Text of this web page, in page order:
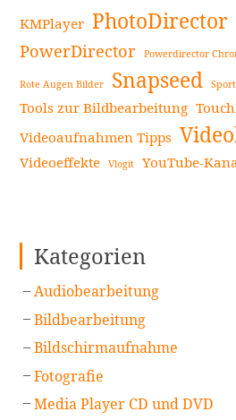
KMPlayer PhotoDirector
PowerDirector Powerdirector
Rote Augen Bilder Snapseed
Tools zur Bildbearbeitung
Videoaufnahmen Tipps
Videoeffekte Vlogit YouTube-
Kategorien
Audiobearbeitung
Bildbearbeitung
Bildschirmaufnahme
Fotografie
Media Player CD und DVD